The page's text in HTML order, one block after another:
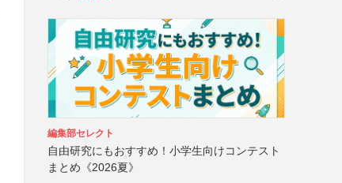
編集部セレクト
自由研究にもおすすめ！小学生向けコンテスト
まとめ《2026夏》